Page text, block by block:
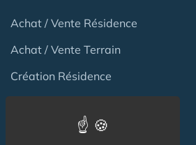
Achat / Vente Résidence
Achat / Vente Terrain
Création Résidence
Réglementation